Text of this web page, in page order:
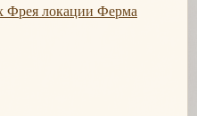
Фрея локации Ферма